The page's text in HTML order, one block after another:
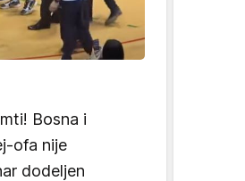
Bosna i
ofa nije
dodeljen